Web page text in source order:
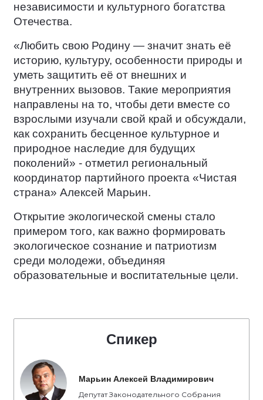
независимости и культурного богатства
Отечества.
«Любить свою Родину — значит знать её
историю, культуру, особенности природы и
уметь защитить её от внешних и
внутренних вызовов. Такие мероприятия
направлены на то, чтобы дети вместе со
взрослыми изучали свой край и обсуждали,
как сохранить бесценное культурное и
природное наследие для будущих
поколений» - отметил региональный
координатор партийного проекта «Чистая
страна» Алексей Марьин.
Открытие экологической смены стало
примером того, как важно формировать
экологическое сознание и патриотизм
среди молодежи, объединяя
образовательные и воспитательные цели.
Спикер
Марьин Алексей Владимирович
Депутат Законодательного Собрания